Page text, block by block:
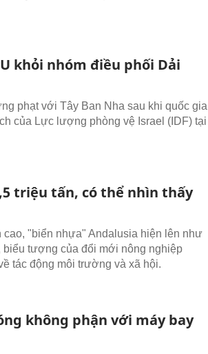
khỏi nhóm điều phối Dải
phạt với Tây Ban Nha sau khi quốc gia
của Lực lượng phòng vệ Israel (IDF) tại
triệu tấn, có thể nhìn thấy
cao, "biển nhựa" Andalusia hiện lên như
biểu tượng của đổi mới nông nghiệp
tác động môi trường và xã hội.
không phận với máy bay